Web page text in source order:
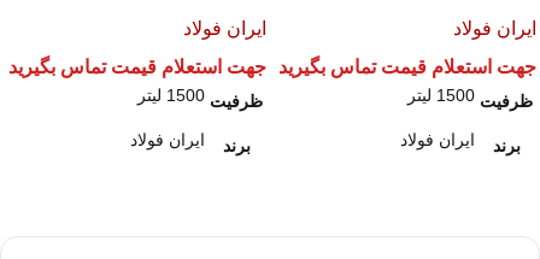
ایران فولاد
جهت استعلام قیمت تماس بگیرید
ظرفیت 1500 لیتر
برند ایران فولاد
ایران فولاد
جهت استعلام قیمت تماس بگیرید
ظرفیت 1500 لیتر
برند ایران فولاد